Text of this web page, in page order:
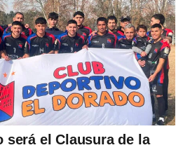
será el Clausura de la